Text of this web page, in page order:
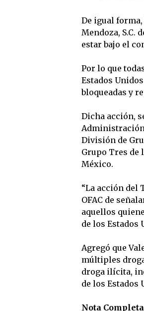
De igual
Mendoza, S.C.
estar bajo el
Por lo que
Estados
bloqueadas y
Dicha acción,
Administración
División de
Grupo Tres de
México.
“La acción del
OFAC de
aquellos
de los Estados
Agregó que
múltiples
droga ilícita,
de los Estados
Nota